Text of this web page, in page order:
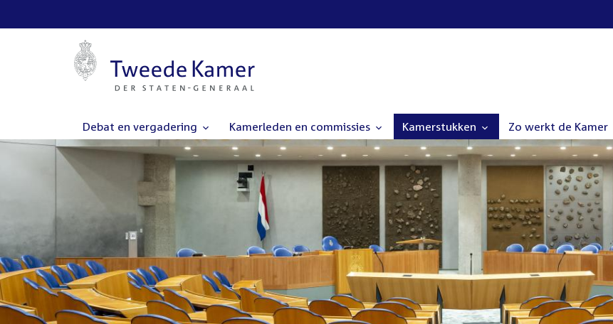
Debat en vergadering Kamerleden en commissies Kamerstukken Zo werkt de Kamer